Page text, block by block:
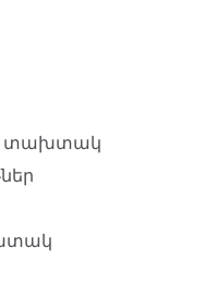
տախտակ